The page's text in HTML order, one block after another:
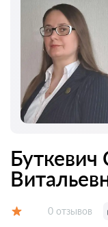
Буткевич
Отзывов:
0 отзывов